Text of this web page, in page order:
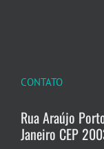
CONTATO
Rua Araújo
Janeiro CEP